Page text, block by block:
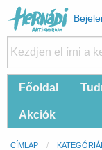
Felhasználói
fiók
menüje
FőFőoldal
Akciók
CÍMLAP